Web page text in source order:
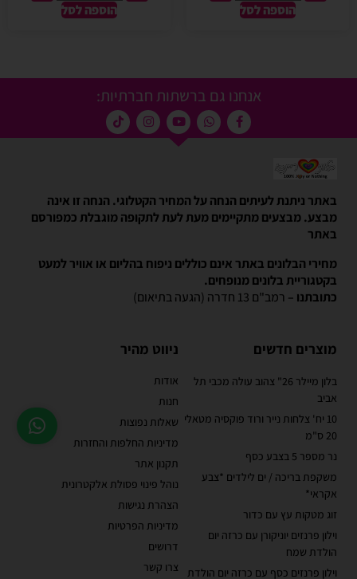
הוספה לסל הוספה לסל
אנחנו גם ברשתות חברתיות:
באתר ניתנת לעיתים הנחה על המחיר הקטלוגי. הנחה זו אינה
מבצע. מבצעים מתקיימים מעת לעת לתקופה מוגבלת כמפורסם
באתר
מחירי הבלונים באתר אינם כוללים ניפוח בהליום או אוויר למעט
בקטגוריית בלונים מנופחים.
כתובתנו – רמב"ם 13 חדרה (הגעה בתיאום)
מוצרים חדשים
בלון מיילר 26" צהוב עולה מכבי תל
אביב
10 יח' צלחות נייר ורוד פוקסיה מטאלי
20 ס"מ
נר מספר 5 בצבע כסף
משקפת בריכה / ים לילדים *צבע
אקראי*
זוג מטקות עץ עם כדור
וילון פרנזים יוניקורן עם כרזה יום
הולדת שמח
וילון פרנזים כסף עם כרזה יום הולדת
ניווט מהיר
אודות
חנות
שאלות נפוצות
מדיניות החלפות והחזרות
תקנון אתר
נוהל פינוי פסולת אלקטרונית
הצהרת נגישות
מדיניות הפרטיות
דרושים
צרו קשר